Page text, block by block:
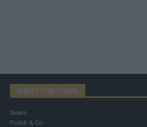
DIREKT ZUM THEMA
News
Politik & Co